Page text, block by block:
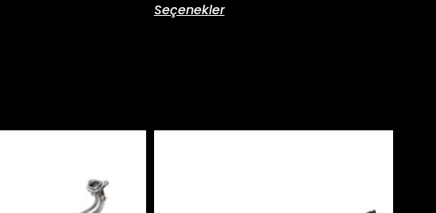
Seçenekler